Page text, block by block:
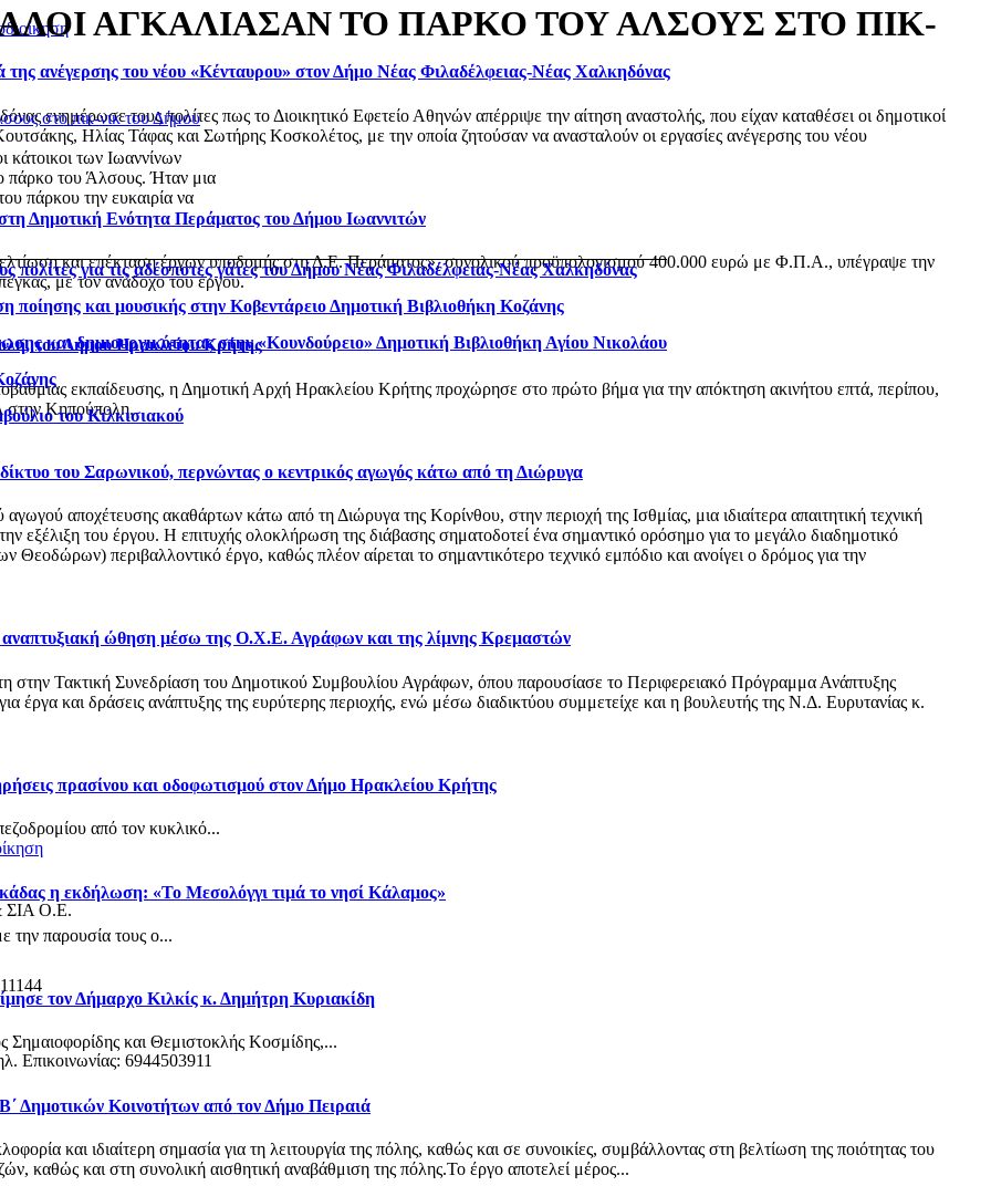
ανέγερσης του νέου «Κένταυρου» στον Δήμο Νέας Φιλαδέλφειας-Νέας Χαλκηδόνας
ενημέρωσε τους πολίτες πως το Διοικητικό Εφετείο Αθηνών απέρριψε την αίτηση αναστολής, που είχαν καταθέσει οι δημοτικοί
Ηλίας Τάφας και Σωτήρης Κοσκολέτος, με την οποία ζητούσαν να ανασταλούν οι εργασίες ανέγερσης του νέου
Δημοτική Ενότητα Περάματος του Δήμου Ιωαννιτών
και επέκταση έργων υποδομής στη Δ.Ε. Περάματος», συνολικού προϋπολογισμού 400.000 ευρώ με Φ.Π.Α., υπέγραψε την
με τον ανάδοχο του έργου.
του Δήμου Ηρακλείου Κρήτης
εκπαίδευσης, η Δημοτική Αρχή Ηρακλείου Κρήτης προχώρησε στο πρώτο βήμα για την απόκτηση ακινήτου επτά, περίπου,
Κηπούπολη.
του Σαρωνικού, περνώντας ο κεντρικός αγωγός κάτω από τη Διώρυγα
αποχέτευσης ακαθάρτων κάτω από τη Διώρυγα της Κορίνθου, στην περιοχή της Ισθμίας, μια ιδιαίτερα απαιτητική τεχνική
εξέλιξη του έργου. Η επιτυχής ολοκλήρωση της διάβασης σηματοδοτεί ένα σημαντικό ορόσημο για το μεγάλο διαδημοτικό
περιβαλλοντικό έργο, καθώς πλέον αίρεται το σημαντικότερο τεχνικό εμπόδιο και ανοίγει ο δρόμος για την
αναπτυξιακή ώθηση μέσω της Ο.Χ.Ε. Αγράφων και της λίμνης Κρεμαστών
στην Τακτική Συνεδρίαση του Δημοτικού Συμβουλίου Αγράφων, όπου παρουσίασε το Περιφερειακό Πρόγραμμα Ανάπτυξης
έργα και δράσεις ανάπτυξης της ευρύτερης περιοχής, ενώ μέσω διαδικτύου συμμετείχε και η βουλευτής της Ν.Δ. Ευρυτανίας κ.
πρασίνου και οδοφωτισμού στον Δήμο Ηρακλείου Κρήτης
από τον κυκλικό...
η εκδήλωση: «Το Μεσολόγγι τιμά το νησί Κάλαμος»
την παρουσία τους ο...
τον Δήμαρχο Κιλκίς κ. Δημήτρη Κυριακίδη
Σημαιοφορίδης και Θεμιστοκλής Κοσμίδης,...
Δημοτικών Κοινοτήτων από τον Δήμο Πειραιά
και ιδιαίτερη σημασία για τη λειτουργία της πόλης, καθώς και σε συνοικίες, συμβάλλοντας στη βελτίωση της ποιότητας του
καθώς και στη συνολική αισθητική αναβάθμιση της πόλης.Το έργο αποτελεί μέρος...
ΑΓΚΑΛΙΑΣΑΝ ΤΟ ΠΑΡΚΟ ΤΟΥ ΑΛΣΟΥΣ ΣΤΟ ΠΙΚ-
στο πικ-νικ του Δήμου
κάτοικοι των Ιωαννίνων
πάρκο του Άλσους. Ήταν μια
πάρκου την ευκαιρία να
για τις αδέσποτες γάτες του Δήμου Νέας Φιλαδέλφειας-Νέας Χαλκηδόνας
και μουσικής στην Κοβεντάρειο Δημοτική Βιβλιοθήκη Κοζάνης
και δημιουργικότητας στην «Κουνδούρειο» Δημοτική Βιβλιοθήκη Αγίου Νικολάου
του Κιλκισιακού
ΣΙΑ Ο.Ε.
Επικοινωνίας: 6944503911